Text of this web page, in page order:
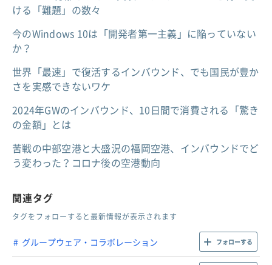
ける「難題」の数々
今のWindows 10は「開発者第一主義」に陥っていない
か？
世界「最速」で復活するインバウンド、でも国民が豊か
さを実感できないワケ
2024年GWのインバウンド、10日間で消費される「驚き
の金額」とは
苦戦の中部空港と大盛況の福岡空港、インバウンドでど
う変わった？コロナ後の空港動向
関連タグ
タグをフォローすると最新情報が表示されます
グループウェア・コラボレーション フォローする